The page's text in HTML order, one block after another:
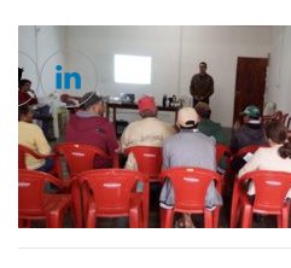
Twitter
Linkedin